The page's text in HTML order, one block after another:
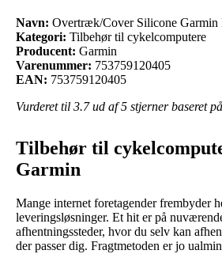
Navn: Overtræk/Cover Silicone Garmin
Kategori: Tilbehør til cykelcomputere
Producent: Garmin
Varenummer: 753759120405
EAN: 753759120405
Vurderet til 3.7ud af 5 stjerner baseret på
Tilbehør til
Garmin
Mange internet foretagender frembyder
leveringsløsninger. Et hit er på
afhentningssteder, hvor du selv kan
der passer dig. Fragtmetoden er jo